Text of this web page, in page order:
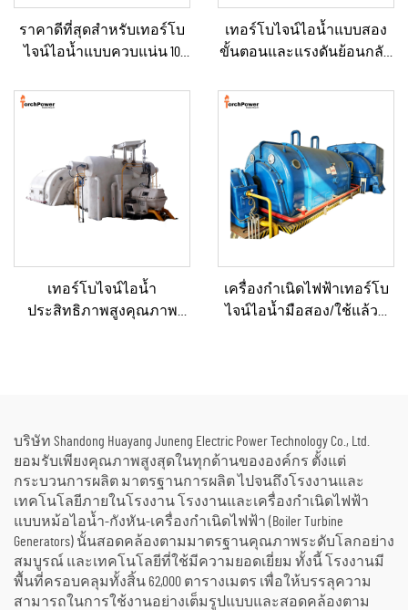
ราคาดีที่สุดสำหรับเทอร์โบ
ไจน์ไอน้ำแบบควบแน่น 10
กิโลวัตต์, 500 กิโลวัตต์ และ 1
พลังงานในภาค
อุตสาหกรรม
เทอร์โบไจน์ไอน้ำแบบสอง
ขั้นตอนและแรงดันย้อนกลับ
เมกะวัตต์ ใหม่/ใช้แล้ว พร้อม
ไฟฟ้า สำหรับโรงไฟฟ้า
เทอร์โบไจน์ไอน้ำ
ประสิทธิภาพสูงคุณภาพ
เครื่องกำเนิดไฟฟ้าเทอร์โบ
ไจน์ไอน้ำมือสอง/ใช้แล้วที่
บริษัท Shandong Huayang Juneng Electric Power Technology Co., Ltd.
ยอมรับเพียงคุณภาพสูงสุดในทุกด้านขององค์กร ตั้งแต่
กระบวนการผลิต มาตรฐานการผลิต ไปจนถึงโรงงานและ
เทคโนโลยีภายในโรงงาน โรงงานและเครื่องกำเนิดไฟฟ้า
แบบหม้อไอน้ำ-กังหัน-เครื่องกำเนิดไฟฟ้า (Boiler Turbine
Generators) นั้นสอดคล้องตามมาตรฐานคุณภาพระดับโลกอย่าง
สมบูรณ์ และเทคโนโลยีที่ใช้มีความยอดเยี่ยม ทั้งนี้ โรงงานมี
พื้นที่ครอบคลุมทั้งสิ้น 62,000 ตารางเมตร เพื่อให้บรรลุความ
สามารถในการใช้งานอย่างเต็มรูปแบบและสอดคล้องตาม